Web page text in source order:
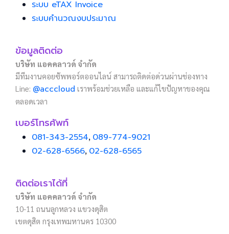
ระบบ eTAX Invoice
ระบบคำนวณงบประมาณ
ข้อมูลติดต่อ
บริษัท แอคคลาวด์ จำกัด
มีทีมงานคอยซัพพอร์ตออนไลน์ สามารถติดต่อด่วนผ่านช่องทาง
Line: @acccloud เราพร้อมช่วยเหลือ และแก้ไขปัญหาของคุณ
ตลอดเวลา
เบอร์โทรศัพท์
081-343-2554, 089-774-9021
02-628-6566, 02-628-6565
ติดต่อเราได้ที่
บริษัท แอคคลาวด์ จำกัด
10-11 ถนนลูกหลวง แขวงดุสิต
เขตดุสิต กรุงเทพมหานคร 10300